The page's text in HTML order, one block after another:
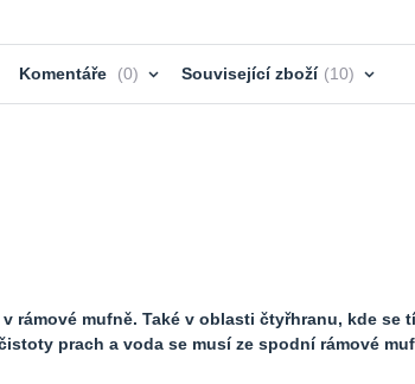
Komentáře 0 Související zboží 10
rámové mufně. Také v oblasti čtyřhranu, kde se
prach a voda se musí ze spodní rámové